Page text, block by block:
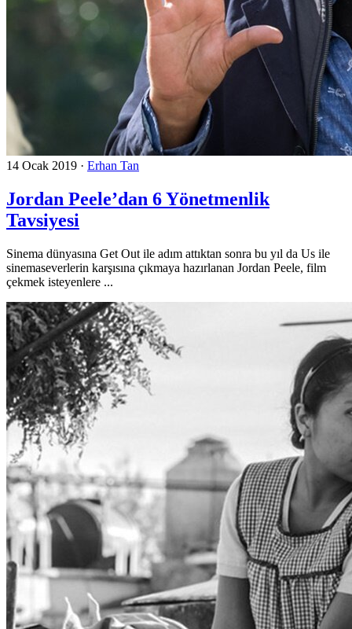
14 Ocak 2019 · Erhan Tan
Jordan Peele’dan 6 Yönetmenlik
Tavsiyesi
Sinema dünyasına Get Out ile adım attıktan sonra bu yıl da Us ile
sinemaseverlerin karşısına çıkmaya hazırlanan Jordan Peele, film
çekmek isteyenlere ...